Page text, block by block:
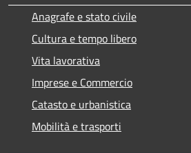
Anagrafe e stato civile
Cultura e tempo libero
Vita lavorativa
Imprese e Commercio
Catasto e urbanistica
Mobilità e trasporti